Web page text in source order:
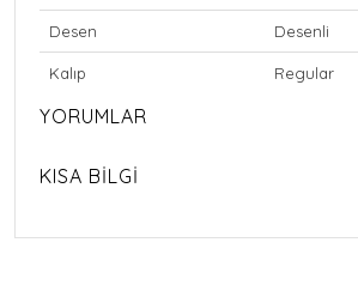
Desen Desenli
Kalıp Regular
YORUMLAR
KISA BİLGİ